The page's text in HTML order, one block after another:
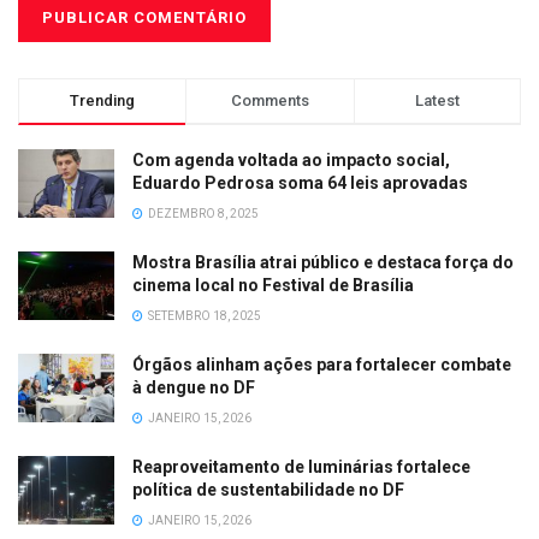
Trending Comments Latest
Com agenda voltada ao impacto social,
Eduardo Pedrosa soma 64 leis aprovadas
DEZEMBRO 8, 2025
Mostra Brasília atrai público e destaca força do
cinema local no Festival de Brasília
SETEMBRO 18, 2025
Órgãos alinham ações para fortalecer combate
à dengue no DF
JANEIRO 15, 2026
Reaproveitamento de luminárias fortalece
política de sustentabilidade no DF
JANEIRO 15, 2026